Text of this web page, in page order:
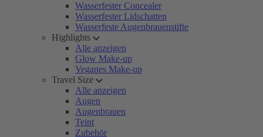
Wasserfester Concealer
Wasserfester Lidschatten
Wasserfeste Augenbrauenstifte
Highlights
Alle anzeigen
Glow Make-up
Veganes Make-up
Travel Size
Alle anzeigen
Augen
Augenbrauen
Teint
Zubehör